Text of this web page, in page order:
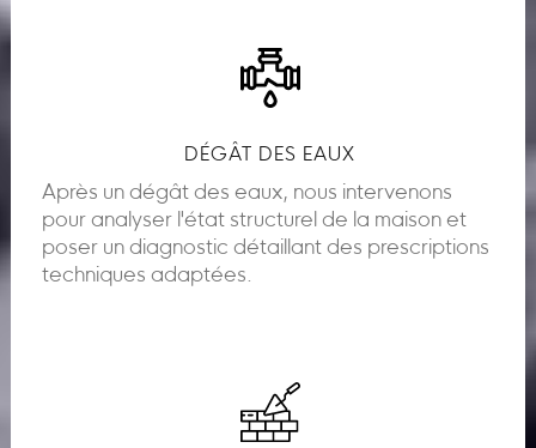
DÉGÂT DES EAUX
Après un dégât des eaux, nous intervenons
pour analyser l'état structurel de la maison et
poser un diagnostic détaillant des prescriptions
techniques adaptées.